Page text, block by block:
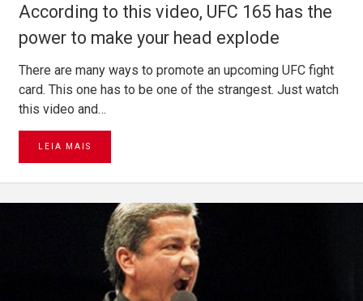
According to this video, UFC 165 has the
power to make your head explode
There are many ways to promote an upcoming UFC fight
card. This one has to be one of the strangest. Just watch
this video and…
LEIA MAIS